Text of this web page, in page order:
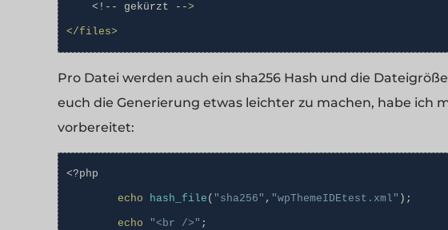
    <!-- gekürzt --
>
</files>
Pro Datei werden auch ein sha256 Hash und die
euch die Generierung etwas leichter zu machen, habe ich
vorbereitet:
<?php
echo hash_file ( "sha256" , "wpThemeIDEtest.xml" );
echo "<br />" ;